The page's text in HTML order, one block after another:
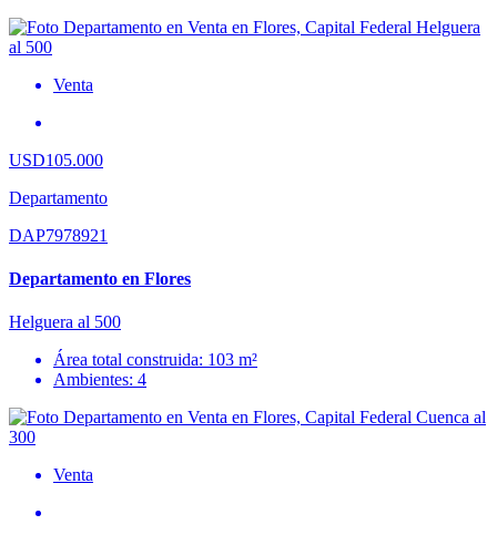
Venta
USD105.000
Departamento
DAP7978921
Departamento en Flores
Helguera al 500
Área total construida: 103 m²
Ambientes: 4
Venta